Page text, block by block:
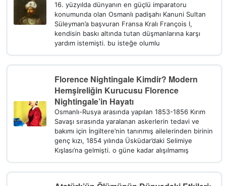
16. yüzyılda dünyanın en güçlü imparatoru
konumunda olan Osmanlı padişahı Kanuni Sultan
Süleyman’a başvuran Fransa Kralı François I,
kendisin baskı altında tutan düşmanlarına karşı
yardım istemişti. bu isteğe olumlu
Florence Nightingale Kimdir? Modern
Hemşireliğin Kurucusu Florence
Nightingale’in Hayatı
Osmanlı-Rusya arasında yapılan 1853-1856 Kırım
Savaşı sırasında yaralanan askerlerin tedavi ve
bakımı için İngiltere’nin tanınmış ailelerinden birinin
genç kızı, 1854 yılında Üsküdar’daki Selimiye
Kışlası’na gelmişti. o güne kadar alışılmamış